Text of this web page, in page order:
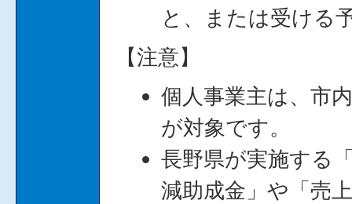
と、または受ける
【注意】
個人事業主は、市
が対象です。
長野県が実施する
減助成金」や「売